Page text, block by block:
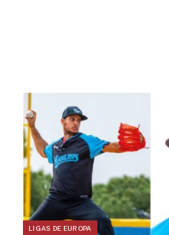
LIGAS DE EUROPA